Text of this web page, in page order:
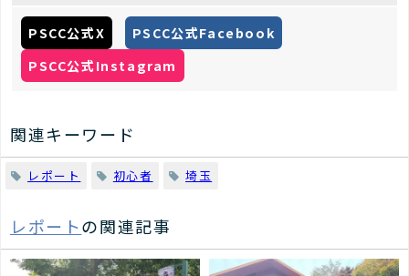
PSCC公式X
PSCC公式Facebook
PSCC公式Instagram
関連キーワード
レポート 初心者 埼玉
レポートの関連記事